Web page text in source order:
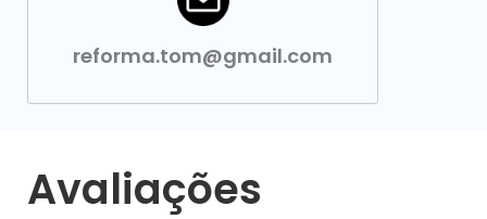
reforma.tom@gmail.com
Avaliações